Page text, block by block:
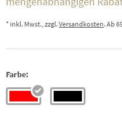
* inkl. Mwst., zzgl. Versandkosten. Ab
Farbe: